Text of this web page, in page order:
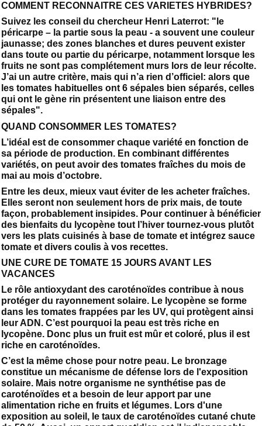
COMMENT RECONNAITRE CES VARIETES HYBRIDES?
Suivez les conseil du chercheur Henri Laterrot: "le
péricarpe – la partie sous la peau - a souvent une couleur
jaunasse; des zones blanches et dures peuvent exister
dans toute ou partie du péricarpe, notamment lorsque les
fruits ne sont pas complétement murs lors de leur récolte.
J’ai un autre critère, mais qui n’a rien d’officiel: alors que
les tomates habituelles ont 6 sépales bien séparés, celles
qui ont le gène rin présentent une liaison entre des
sépales".
QUAND CONSOMMER LES TOMATES?
L’idéal est de consommer chaque variété en fonction de
sa période de production. En combinant différentes
variétés, on peut avoir des tomates fraîches du mois de
mai au mois d’octobre.
Entre les deux, mieux vaut éviter de les acheter fraîches.
Elles seront non seulement hors de prix mais, de toute
façon, probablement insipides. Pour continuer à bénéficier
des bienfaits du lycopène tout l’hiver tournez-vous plutôt
vers les plats cuisinés à base de tomate et intégrez sauce
tomate et divers coulis à vos recettes.
UNE CURE DE TOMATE 15 JOURS AVANT LES
VACANCES
Le rôle antioxydant des caroténoïdes contribue à nous
protéger du rayonnement solaire. Le lycopène se forme
dans les tomates frappées par les UV, qui protègent ainsi
leur ADN. C’est pourquoi la peau est très riche en
lycopène. Donc plus un fruit est mûr et coloré, plus il est
riche en caroténoïdes.
C’est la même chose pour notre peau. Le bronzage
constitue un mécanisme de défense lors de l'exposition
solaire. Mais notre organisme ne synthétise pas de
caroténoïdes et a besoin de leur apport par une
alimentation riche en fruits et légumes. Lors d'une
exposition au soleil, le taux de caroténoïdes cutané chute